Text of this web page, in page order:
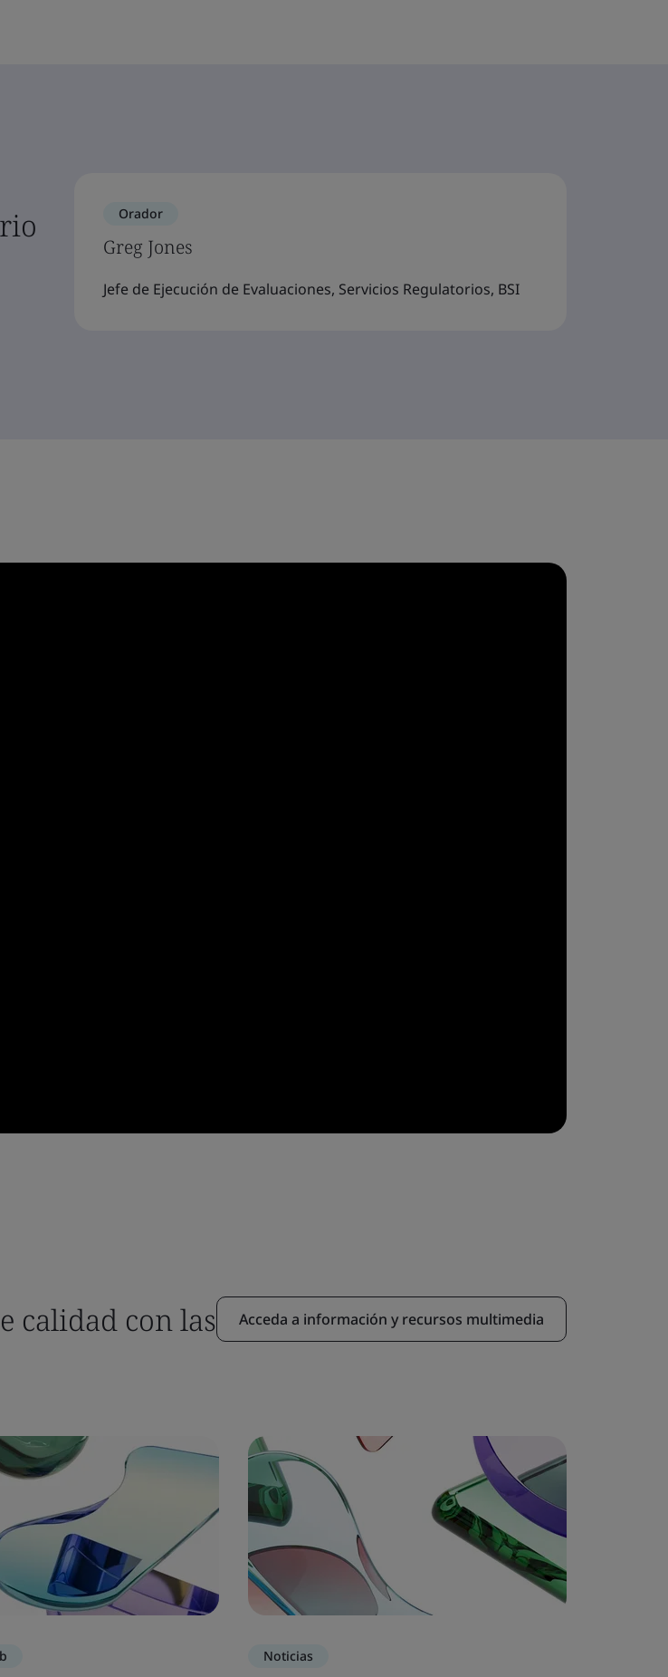
Orador
Greg Jones
Jefe de Ejecución de Evaluaciones, Servicios Regulatorios, BSI
calidad con las
Acceda a información y recursos multimedia
Noticias